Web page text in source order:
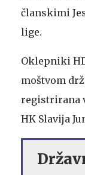
članskimi
lige.
Oklepniki
moštvom
registrirana
HK Slavija